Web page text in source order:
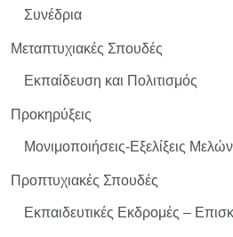
Συνέδρια
Μεταπτυχιακές Σπουδές
Εκπαίδευση και Πολιτισμός
Προκηρύξεις
Μονιμοποιήσεις-Εξελίξεις
Προπτυχιακές Σπουδές
Εκπαιδευτικές Εκδρομές –